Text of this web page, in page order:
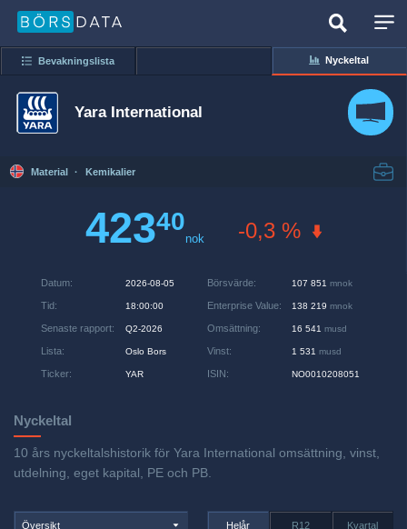
Bevakningslista Nyckeltal
Yara International
Material · Kemikalier
42340
nok -0,3 %
Datum: 2026-08-05
Tid: 18:00:00
Senaste rapport: Q2-2026
Lista: Oslo Bors
Ticker: YAR
Börsvärde: 107 851 mnok
Enterprise Value: 138 219 mnok
Omsättning: 16 541 musd
Vinst: 1 531 musd
ISIN: NO0010208051
Nyckeltal
10 års nyckeltalshistorik för Yara International omsättning, vinst,
utdelning, eget kapital, PE och PB.
Översikt Helår R12 Kvartal